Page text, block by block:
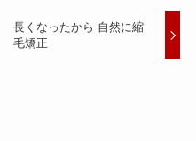
長くなったから 自然に縮
毛矯正